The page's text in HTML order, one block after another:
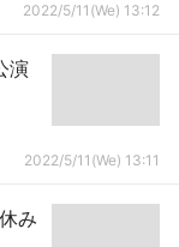
2022/5/11(We) 13:12
演
2022/5/11(We) 13:11
み